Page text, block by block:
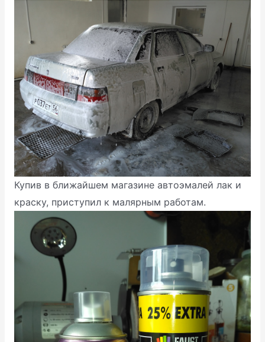
Купив в ближайшем магазине автоэмалей лак и
краску, приступил к малярным работам.